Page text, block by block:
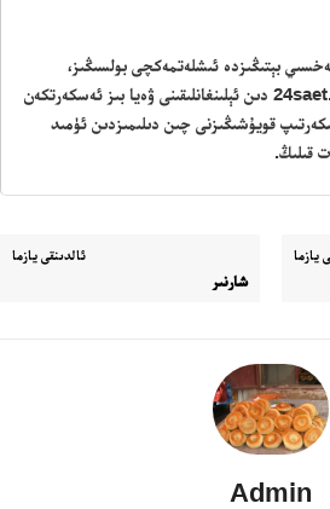
بېتىڭىزدە ئىشلەتمەكچى بولسىڭىز،
دوختۇرلار تور بېكىتى ياكى 24saet.com دىن ئېلىنغانلىقىنى ۋەيا بىز ئەسكەرتكەن
قويۇشىڭىزنى چىن دىلىمىزدىن ئۈمىد
قىلىڭ.
ئالدىنقى يازما
شارنىر
يازما
Admin